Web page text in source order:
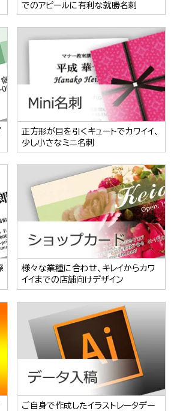
でのアピールに有利な就勝名刺
正方形が目を引くキュートでカワイイ、
少し小さなミニ名刺
様々な業種に合わせ、キレイからカワ
イイまでの店舗向けデザイン
ご自身で作成したイラストレータデー